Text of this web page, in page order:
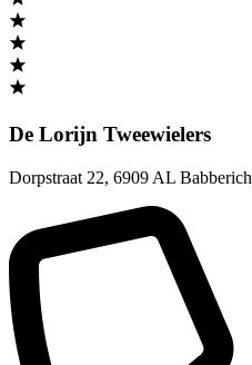
De Lorijn Tweewielers
Dorpstraat 22, 6909 AL Babberich